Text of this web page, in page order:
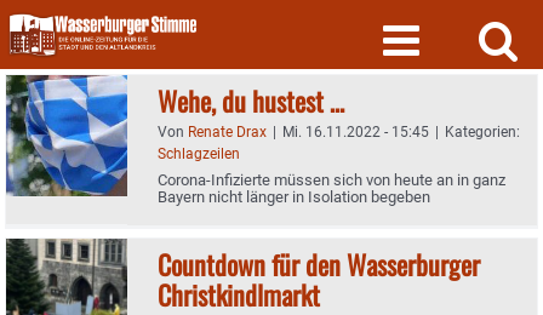
Skip
to
content
Wehe, du hustest …
Von Renate Drax | Mi. 16.11.2022 - 15:45 | Kategorien:
Schlagzeilen
Corona-Infizierte müssen sich von heute an in ganz
Bayern nicht länger in Isolation begeben
Countdown für den Wasserburger
Christkindlmarkt